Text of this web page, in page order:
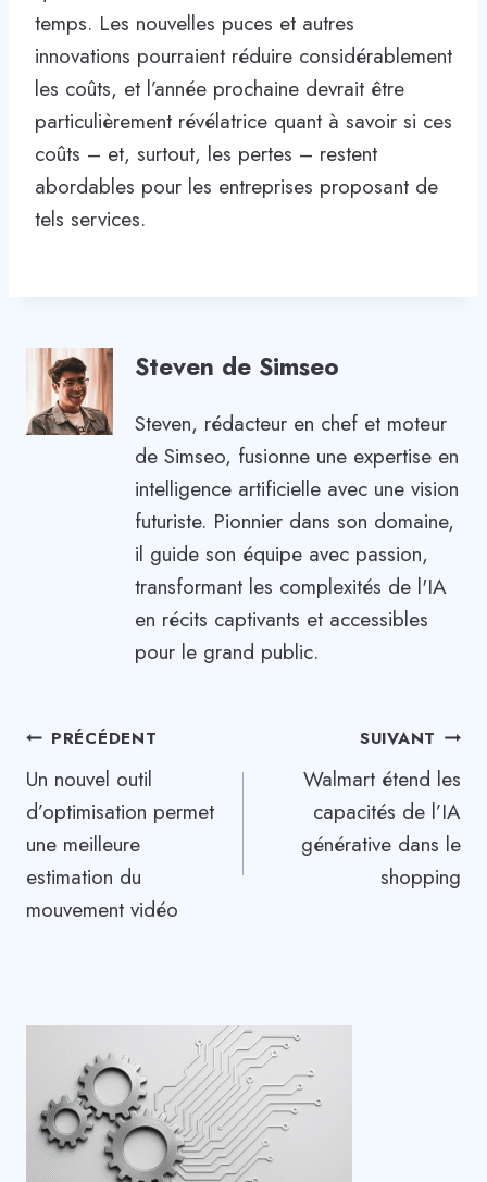
temps. Les nouvelles puces et autres
innovations pourraient réduire considérablement
les coûts, et l’année prochaine devrait être
particulièrement révélatrice quant à savoir si ces
coûts – et, surtout, les pertes – restent
abordables pour les entreprises proposant de
tels services.
Steven de Simseo
Steven, rédacteur en chef et moteur
de Simseo, fusionne une expertise en
intelligence artificielle avec une vision
futuriste. Pionnier dans son domaine,
il guide son équipe avec passion,
transformant les complexités de l'IA
en récits captivants et accessibles
pour le grand public.
Navigation
de
l’article
PRÉCÉDENT
Un nouvel outil
d’optimisation permet
une meilleure
estimation du
mouvement vidéo
SUIVANT
Walmart étend les
capacités de l’IA
générative dans le
shopping